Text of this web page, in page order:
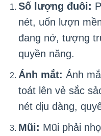
Số lượng đuôi:
nét, uốn lượn
đang nở, tượng
quyền năng.
Ánh mắt: Ánh
toát lên vẻ sắc
nét dịu dàng,
Mũi: Mũi phải